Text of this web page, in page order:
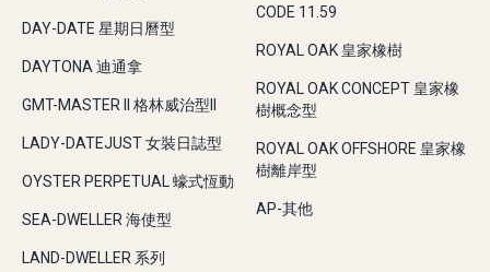
DAY-DATE 星期日曆型
DAYTONA 迪通拿
GMT-MASTER II 格林威治型II
LADY-DATEJUST 女裝日誌型
OYSTER PERPETUAL 蠔式恆動
SEA-DWELLER 海使型
LAND-DWELLER 系列
CODE 11.59
ROYAL OAK 皇家橡樹
ROYAL OAK CONCEPT 皇家橡
樹概念型
ROYAL OAK OFFSHORE 皇家橡
樹離岸型
AP-其他